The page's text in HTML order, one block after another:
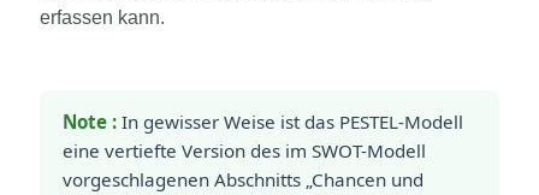
erfassen kann.
Note : In gewisser Weise ist das PESTEL-Modell
eine vertiefte Version des im SWOT-Modell
vorgeschlagenen Abschnitts „Chancen und